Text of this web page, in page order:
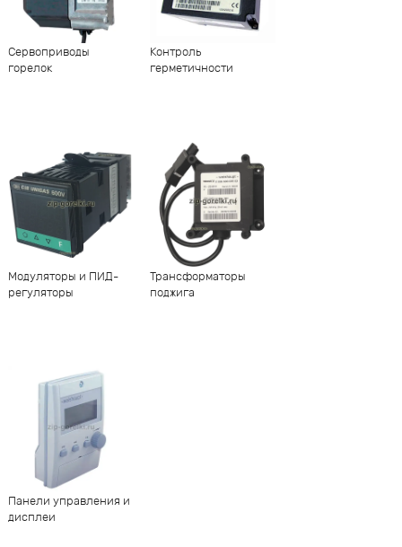
Сервоприводы
горелок
Контроль
герметичности
Модуляторы и ПИД-
регуляторы
Трансформаторы
поджига
Панели управления и
дисплеи